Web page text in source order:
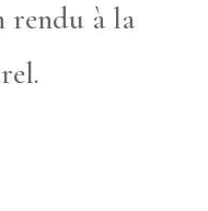
rendu à la